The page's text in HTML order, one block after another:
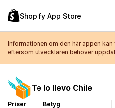
Shopify App Store
Informationen om den här appen
eftersom utvecklaren behöver
Te lo llevo Chile
Priser
Betyg